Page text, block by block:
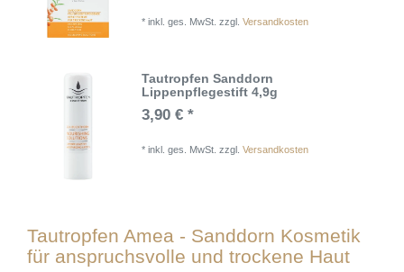
*inkl. ges. MwSt. zzgl.Versandkosten
Tautropfen Sanddorn
Lippenpflegestift 4,9g
3,90 € *
*inkl. ges. MwSt. zzgl.Versandkosten
Tautropfen Amea - Sanddorn Kosmetik
für anspruchsvolle und trockene Haut